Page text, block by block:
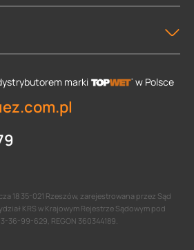
marki w Polsce
18 35-021 Rzeszów, zarejestrowana przez Sąd
KRS w Krajowym Rejestrze Sądowym pod
36-99-629, REGON 360344189.